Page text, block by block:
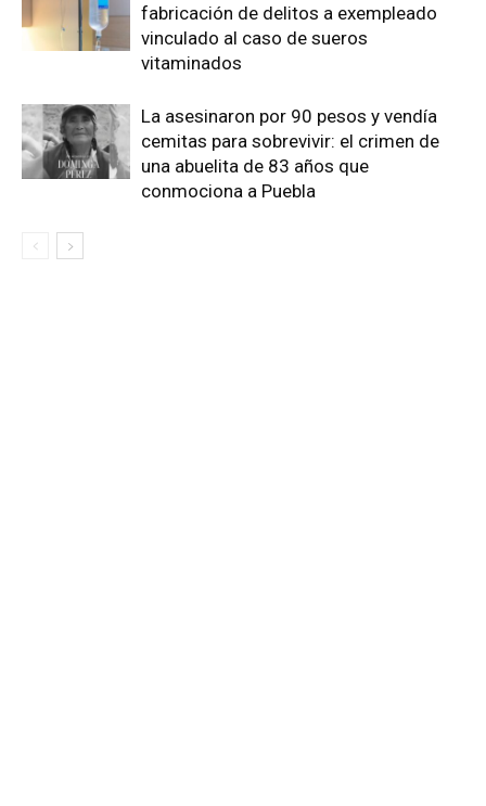
fabricación de delitos a exempleado
vinculado al caso de sueros
vitaminados
La asesinaron por 90 pesos y vendía
cemitas para sobrevivir: el crimen de
una abuelita de 83 años que
conmociona a Puebla